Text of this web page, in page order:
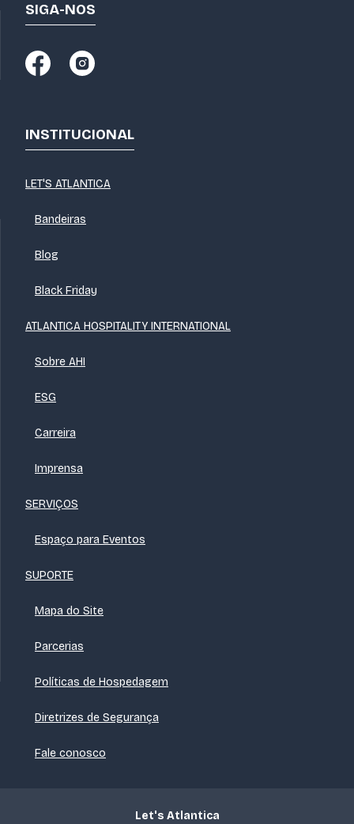
SIGA-NOS
INSTITUCIONAL
LET'S ATLANTICA
Bandeiras
Blog
Black Friday
ATLANTICA HOSPITALITY INTERNATIONAL
Sobre AHI
ESG
Carreira
Imprensa
SERVIÇOS
Espaço para Eventos
SUPORTE
Mapa do Site
Parcerias
Políticas de Hospedagem
Diretrizes de Segurança
Fale conosco
Let's Atlantica